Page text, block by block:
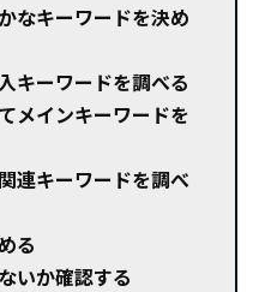
なキーワードを決め
キーワードを調べる
メインキーワードを
連キーワードを調べ
る
いか確認する